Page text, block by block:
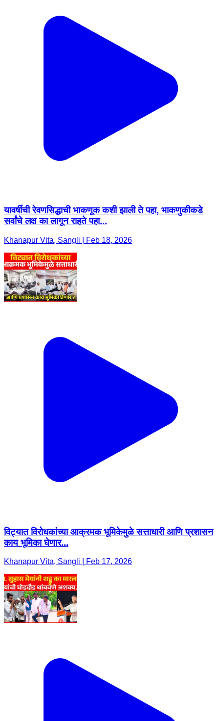
यावर्षीची रेवणसिद्धाची भाकणूक कशी झाली ते पहा, भाकणुकीकडे
सर्वांचे लक्ष का लागून राहते पहा...
Khanapur Vita, Sangli | Feb 18, 2026
विट्यात विरोधकांच्या आक्रमक भूमिकेमुळे सत्ताधारी आणि प्रशासन
काय भूमिका घेणार...
Khanapur Vita, Sangli | Feb 17, 2026